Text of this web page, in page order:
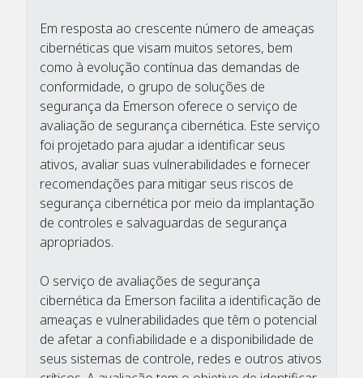
Em resposta ao crescente número de ameaças
cibernéticas que visam muitos setores, bem
como à evolução contínua das demandas de
conformidade, o grupo de soluções de
segurança da Emerson oferece o serviço de
avaliação de segurança cibernética. Este serviço
foi projetado para ajudar a identificar seus
ativos, avaliar suas vulnerabilidades e fornecer
recomendações para mitigar seus riscos de
segurança cibernética por meio da implantação
de controles e salvaguardas de segurança
apropriados.
O serviço de avaliações de segurança
cibernética da Emerson facilita a identificação de
ameaças e vulnerabilidades que têm o potencial
de afetar a confiabilidade e a disponibilidade de
seus sistemas de controle, redes e outros ativos